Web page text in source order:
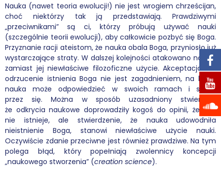
Nauka (nawet teoria ewolucji!) nie jest wrogiem chrześcijan,
choć niektórzy tak ją przedstawiają. Prawdziwymi
„przeciwnikami” są ci, którzy próbują używać nauki
(szczególnie teorii ewolucji), aby całkowicie pozbyć się Boga.
Przyznanie racji ateistom, że nauka obala Boga, przyniosło już
wystarczające straty. W dalszej kolejności atakowano naukę,
zamiast jej niewłaściwe filozoficzne użycie. Akceptacja lub
odrzucenie istnienia Boga nie jest zagadnieniem, na które
nauka może odpowiedzieć w swoich ramach i sama
przez się. Można w sposób uzasadniony stwierdzić,
że odkrycia naukowe doprowadziły kogoś do opinii, że Bóg
nie istnieje, ale stwierdzenie, że nauka udowodniła
nieistnienie Boga, stanowi niewłaściwe użycie nauki.
Oczywiście zdanie przeciwne jest również prawdziwe. Na tym
polega błąd, który popełniają zwolennicy koncepcji
„naukowego stworzenia” (creation science).